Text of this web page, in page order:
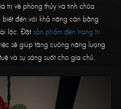
trị về phong thủy và tính chữa
đến với khả năng cân bằng
lộc. Đặt sản phẩm đèn trang trí
sẽ giúp tăng cường năng lượng
và sự sáng suốt cho gia chủ.